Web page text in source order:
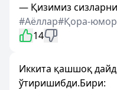
— Қизимиз
#Аёллар#Қора-юмор
14
Иккита қашшоқ
ўтиришибди.Бири: